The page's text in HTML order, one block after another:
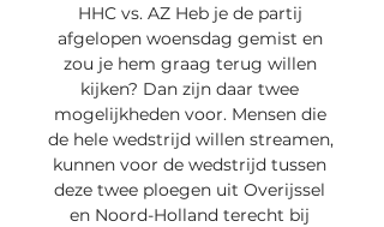
HHC vs. AZ Heb je de partij
afgelopen woensdag gemist en
zou je hem graag terug willen
kijken? Dan zijn daar twee
mogelijkheden voor. Mensen die
de hele wedstrijd willen streamen,
kunnen voor de wedstrijd tussen
deze twee ploegen uit Overijssel
en Noord-Holland terecht bij